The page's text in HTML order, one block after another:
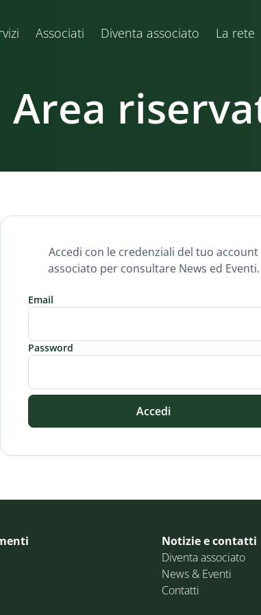
Associati Diventa associato La rete
Area
Accedi con le credenziali del tuo account
associato per consultare News ed Eventi.
Email
Password
Accedi
Notizie e contatti
Diventa associato
News & Eventi
Contatti